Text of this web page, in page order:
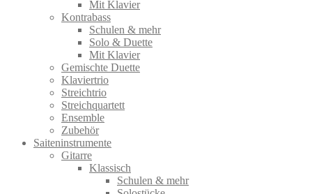
Mit Klavier
Kontrabass
Schulen & mehr
Solo & Duette
Mit Klavier
Gemischte Duette
Klaviertrio
Streichtrio
Streichquartett
Ensemble
Zubehör
Saiteninstrumente
Gitarre
Klassisch
Schulen & mehr